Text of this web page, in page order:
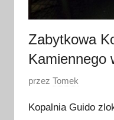
k
2
0
Zabytkowa
Kamiennego
O
u
przez Tomek
Kopalnia Guido